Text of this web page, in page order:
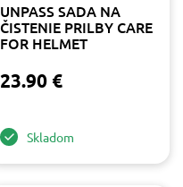
UNPASS SADA NA
ČISTENIE PRILBY CARE
FOR HELMET
23.90 €
Skladom